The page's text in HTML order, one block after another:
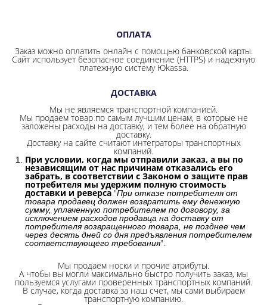
ОПЛАТА
Заказ можно оплатить онлайн с помощью банковской карты.
Сайт использует безопасное соединение (HTTPS) и надежную
платежную систему Юkassa.
ДОСТАВКА
Мы не являемся транспортной компанией.
Мы продаем товар по самым лучшим ценам, в которые не
заложены расходы на доставку, и тем более на обратную
доставку.
Доставку на сайте считают интеграторы транспортных
компаний.
При условии, когда мы отправили заказ, а вы по
независящим от нас причинам отказались его
забрать, в соответствии с Законом о защите прав
потребителя мы удержим полную стоимость
доставки и реверса "При отказе потребителя от
товара продавец должен возвратить ему денежную
сумму, уплаченную потребителем по договору, за
исключением расходов продавца на доставку от
потребителя возвращенного товара, не позднее чем
через десять дней со дня предъявления потребителем
соответствующего требования".
Мы продаем носки и прочие атрибуты.
А чтобы вы могли максимально быстро получить заказ, мы
пользуемся услугами проверенных транспортных компаний.
В случае, когда доставка за наш счет, мы сами выбираем
транспортную компанию.